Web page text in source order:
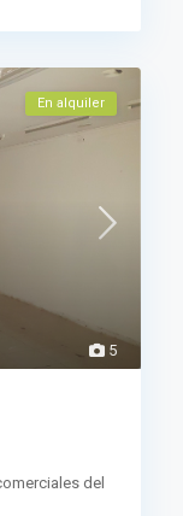
5
En alquiler
del